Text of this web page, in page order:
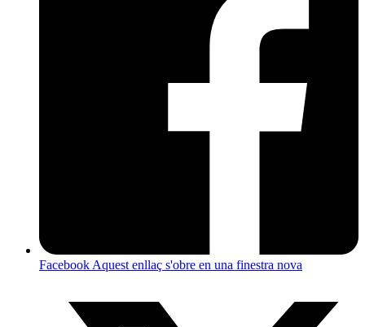
FacebookAquest enllaç s'obre en una finestra nova